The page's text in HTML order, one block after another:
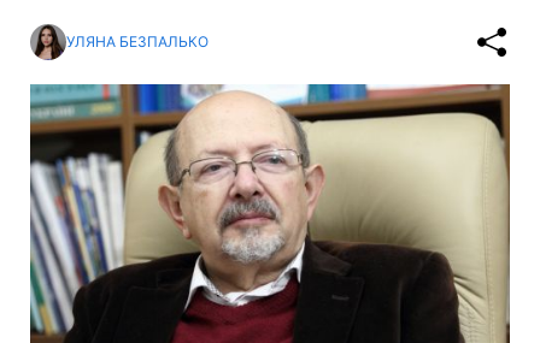
УЛЯНА БЕЗПАЛЬКО